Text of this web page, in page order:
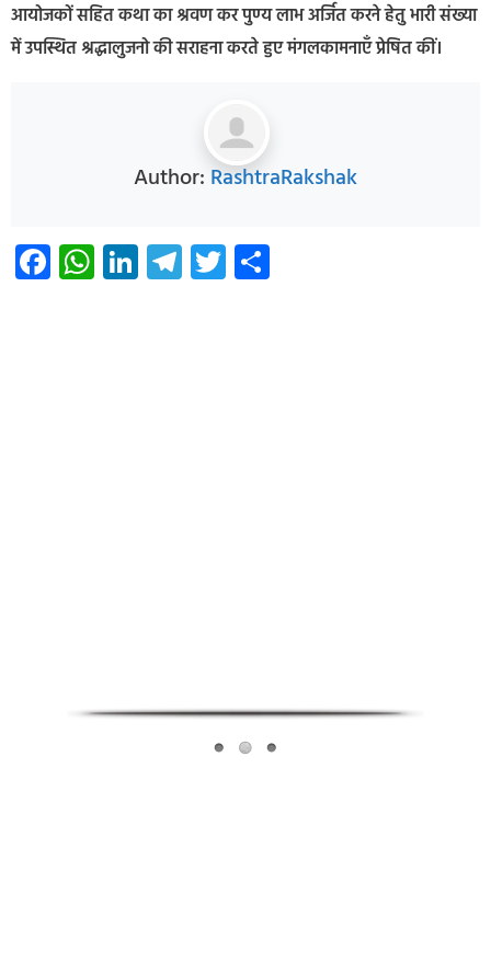
आयोजकों सहित कथा का श्रवण कर पुण्य लाभ अर्जित करने हेतु भारी संख्या
में उपस्थित श्रद्धालुजनो की सराहना करते हुए मंगलकामनाएँ प्रेषित कीं।
Author: RashtraRakshak
Facebook
WhatsApp
LinkedIn
Telegram
Twitter